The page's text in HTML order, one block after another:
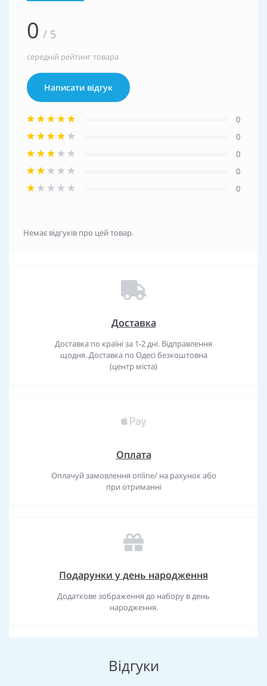
0 / 5
середній рейтинг товара
Написати відгук
0
0
0
0
0
Немає відгуків про цей товар.
Доставка
Доставка по країні за 1-2 дні. Відправлення
щодня. Доставка по Одесі безкоштовна
(центр міста)
Оплата
Оплачуй замовлення online/ на рахунок або
при отриманні
Подарунки у день народження
Додаткове зображення до набору в день
народження.
Відгуки